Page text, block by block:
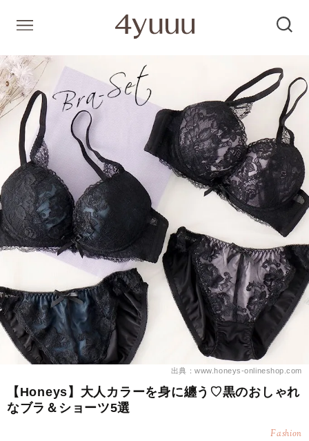
出典：www.honeys-onlineshop.com
【Honeys】大人カラーを身に纏う♡黒のおしゃれ
なブラ＆ショーツ5選
Fashion